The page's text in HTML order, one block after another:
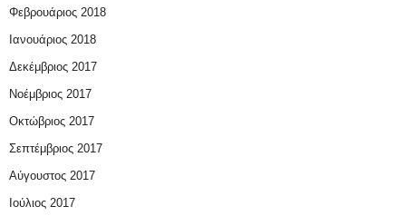
Φεβρουάριος 2018
Ιανουάριος 2018
Δεκέμβριος 2017
Νοέμβριος 2017
Οκτώβριος 2017
Σεπτέμβριος 2017
Αύγουστος 2017
Ιούλιος 2017